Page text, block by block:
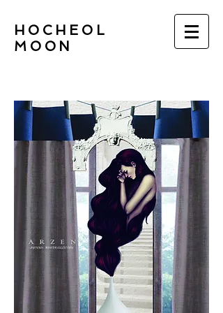
HOCHEOL
MOON